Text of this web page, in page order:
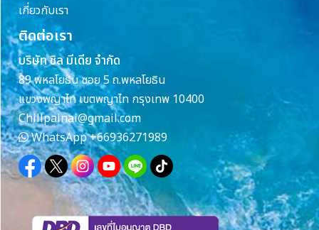
เกี่ยวกับเรา
ติดต่อเรา
บริษัท ชิล มีเดีย จำกัด
89 พหลโยธิน ซอย 5 ถ.พหลโยธิน
แขวงพญาไท เขตพญาไท กรุงเทพ 10400
Chillpainai@gmail.com
WhatsApp+66936271989